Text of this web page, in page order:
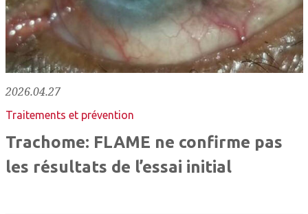
2026.04.27
Traitements et prévention
Trachome: FLAME ne confirme pas
les résultats de l’essai initial